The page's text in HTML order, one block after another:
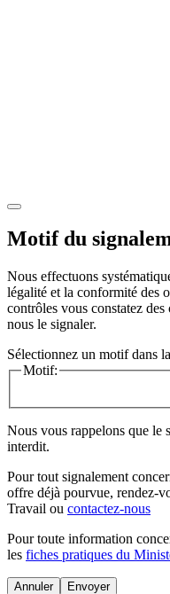
Motif du
Nous effectuons
légalité et la conformité des
contrôles vous constatez
nous le signaler.
Sélectionnez un motif dans
Motif:
Nous vous rappelons que le
interdit.
Pour tout signalement
offre déjà pourvue, rendez-
Travail ou contactez-nous
Pour toute information
les fiches pratiques du
Annuler